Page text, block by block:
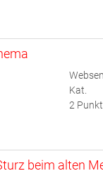
Kat.
2
beim alten